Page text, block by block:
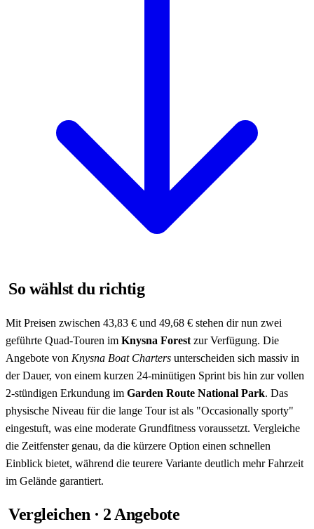
So wählst du richtig
Mit Preisen zwischen 43,83 € und 49,68 € stehen dir nun zwei
geführte Quad-Touren im Knysna Forest zur Verfügung. Die
Angebote von Knysna Boat Charters unterscheiden sich massiv in
der Dauer, von einem kurzen 24-minütigen Sprint bis hin zur vollen
2-stündigen Erkundung im Garden Route National Park. Das
physische Niveau für die lange Tour ist als "Occasionally sporty"
eingestuft, was eine moderate Grundfitness voraussetzt. Vergleiche
die Zeitfenster genau, da die kürzere Option einen schnellen
Einblick bietet, während die teurere Variante deutlich mehr Fahrzeit
im Gelände garantiert.
Vergleichen · 2 Angebote